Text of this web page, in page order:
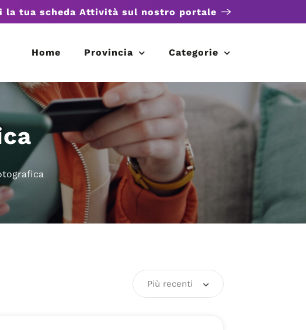
la tua scheda Attività sul nostro portale
Home Provincia Categorie
Più recenti